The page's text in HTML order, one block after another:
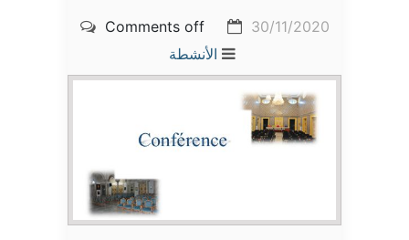
30/11/2020
Comments off
الأنشطة